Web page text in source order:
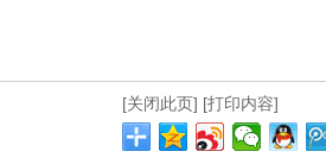
[关闭此页] [打印内容]